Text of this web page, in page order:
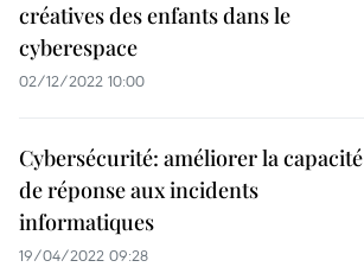
créatives des enfants dans le
cyberespace
02/12/2022 10:00
Cybersécurité: améliorer la capacité
de réponse aux incidents
informatiques
19/04/2022 09:28